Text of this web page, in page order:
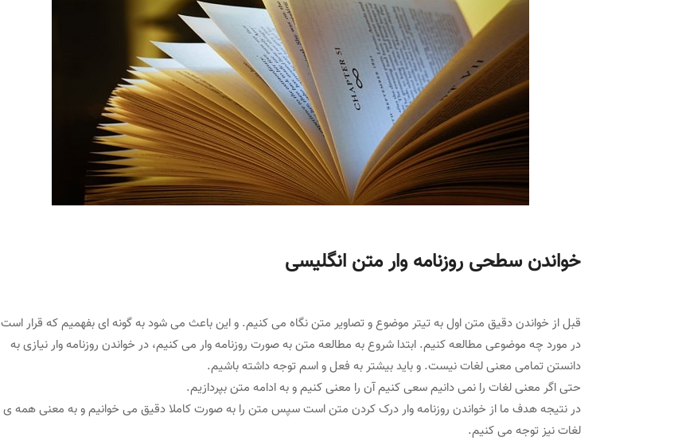
خواندن سطحی روزنامه وار متن انگلیسی
قبل از خواندن دقیق متن اول به تیتر موضوع و تصاویر متن نگاه می کنیم. و این باعث می شود به گونه ای بفهمیم که قرار است
در مورد چه موضوعی مطالعه کنیم. ابتدا شروع به مطالعه متن به صورت روزنامه وار می کنیم، در خواندن روزنامه وار نیازی به
دانستن تمامی معنی لغات نیست. و باید بیشتر به فعل و اسم توجه داشته باشیم.
حتی اگر معنی لغات را نمی دانیم سعی کنیم آن را معنی کنیم و به ادامه متن بپردازیم.
در نتیجه هدف ما از خواندن روزنامه وار درک کردن متن است سپس متن را به صورت کاملا دقیق می خوانیم و به معنی همه ی
لغات نیز توجه می کنیم.